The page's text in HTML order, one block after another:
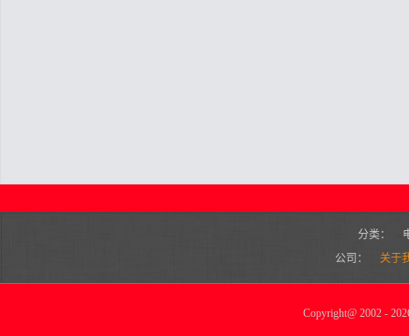
分类：
公司：
关于
Copyright@2002 -